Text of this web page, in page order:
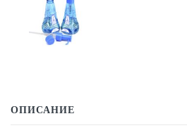
ОПИСАНИЕ